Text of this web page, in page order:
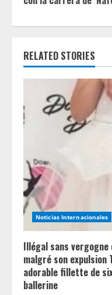
u
R
a
d
i
n
g
RELATED STORIES
Noticias Internacionales
Illégal sans
malgré son
adorable fillette de
ballerine